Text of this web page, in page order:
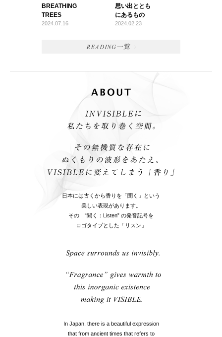
BREATHING
TREES
2024.07.16
思い出ととも
にあるもの
2024.02.23
日本には古くから香りを「聞く」という
美しい表現があります。
その “聞く：Listen” の発音記号を
ロゴタイプとした「リスン」
In Japan, there is a beautiful expression
that from ancient times that refers to